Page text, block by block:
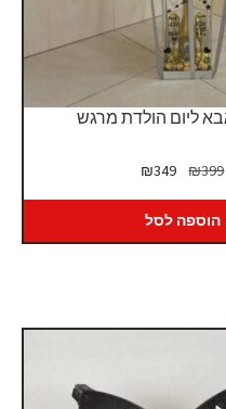
ליום הולדת מרגש
₪399
המחיר
היה:
₪399.
₪349
₪349.
הוספה לסל